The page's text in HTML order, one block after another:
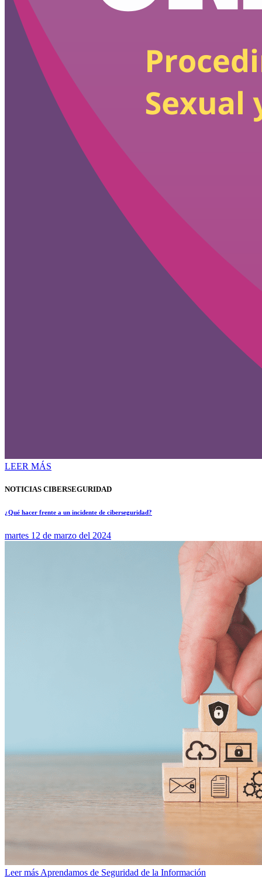
LEER MÁS
NOTICIAS CIBERSEGURIDAD
¿Qué hacer frente a un incidente de ciberseguridad?
martes 12 de marzo del 2024
Leer más Aprendamos de Seguridad de la Información